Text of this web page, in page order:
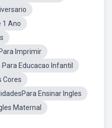
1 Ano
Imprimir
Educacao Infantil
Cores
Ensinar Ingles
Maternal